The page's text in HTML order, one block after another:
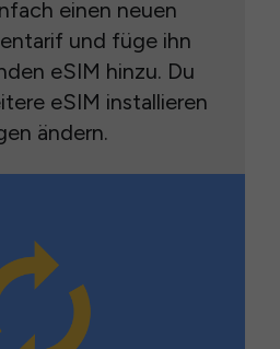
einen neuen
und füge ihn
eSIM hinzu. Du
eSIM installieren
ändern.